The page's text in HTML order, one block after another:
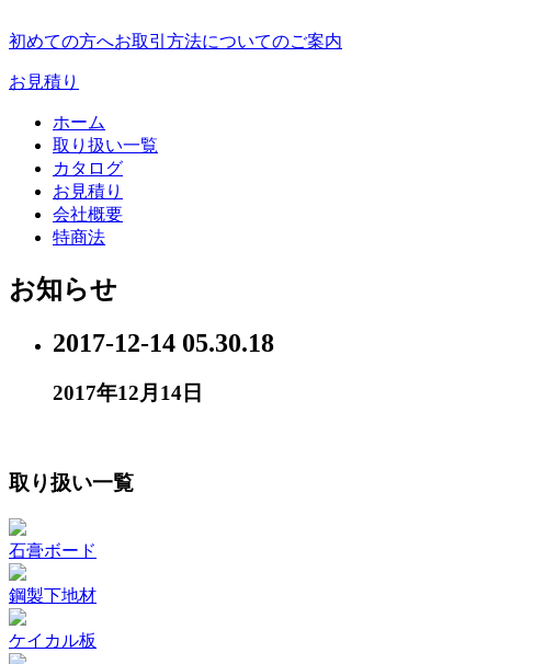
初めての方へお取引方法についてのご案内
お見積り
ホーム
取り扱い一覧
カタログ
お見積り
会社概要
特商法
お知らせ
2017-12-14 05.30.18
2017年12月14日
取り扱い一覧
石膏ボード
鋼製下地材
ケイカル板